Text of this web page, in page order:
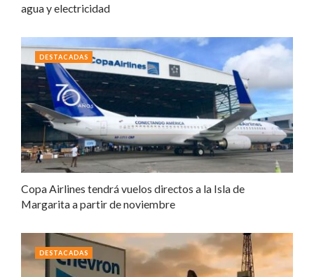
agua y electricidad
Copa Airlines tendrá vuelos directos a la Isla de
Margarita a partir de noviembre
DESTACADAS
DESTACADAS